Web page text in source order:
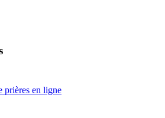
prières en ligne